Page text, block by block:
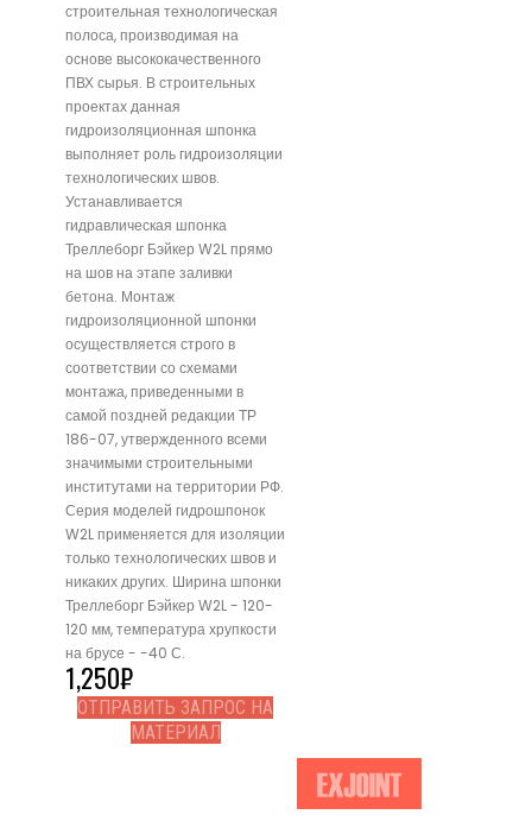
строительная технологическая
полоса, производимая на
основе высококачественного
ПВХ сырья. В строительных
проектах данная
гидроизоляционная шпонка
выполняет роль гидроизоляции
технологических швов.
Устанавливается
гидравлическая шпонка
Треллеборг Бэйкер W2L прямо
на шов на этапе заливки
бетона. Монтаж
гидроизоляционной шпонки
осуществляется строго в
соответствии со схемами
монтажа, приведенными в
самой поздней редакции ТР
186-07, утвержденного всеми
значимыми строительными
институтами на территории РФ.
Серия моделей гидрошпонок
W2L применяется для изоляции
только технологических швов и
никаких других. Ширина шпонки
Треллеборг Бэйкер W2L - 120-
120 мм, температура хрупкости
на брусе - -40 С.
1,250₽
ОТПРАВИТЬ ЗАПРОС НА
МАТЕРИАЛ